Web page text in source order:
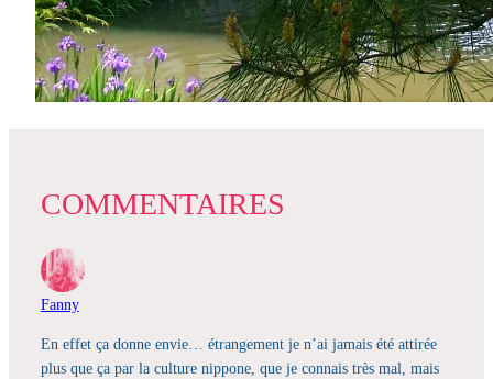
COMMENTAIRES
Fanny
En effet ça donne envie… étrangement je n’ai jamais été attirée
plus que ça par la culture nippone, que je connais très mal, mais